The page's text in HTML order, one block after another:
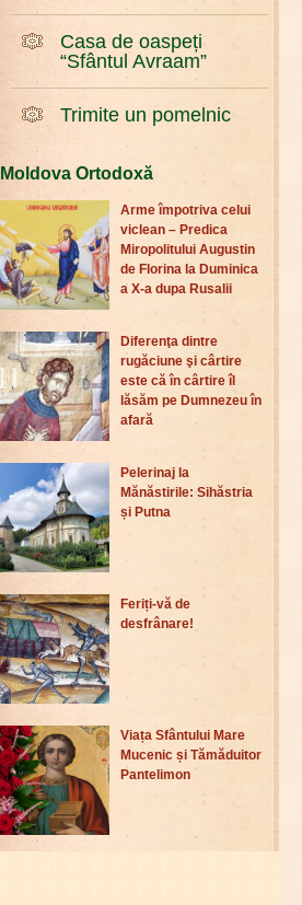
Casa de oaspeți
“Sfântul Avraam”
Trimite un pomelnic
Moldova Ortodoxă
Arme împotriva celui
viclean – Predica
Miropolitului Augustin
de Florina la Duminica
a X-a dupa Rusalii
Diferenţa dintre
rugăciune şi cârtire
este că în cârtire îl
lăsăm pe Dumnezeu în
afară
Pelerinaj la
Mănăstirile: Sihăstria
și Putna
Feriți-vă de
desfrânare!
Viața Sfântului Mare
Mucenic și Tămăduitor
Pantelimon